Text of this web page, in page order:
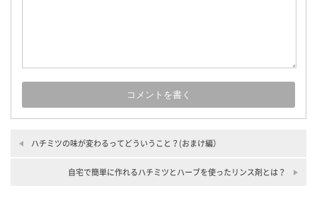
ハチミツの味が変わるってどういうこと？(おまけ編）
自宅で簡単に作れるハチミツとハーブを使ったリンス剤とは？